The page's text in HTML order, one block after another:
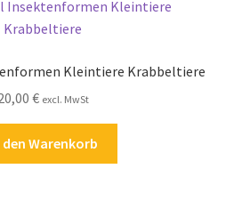
Kleintiere Krabbeltiere
€ excl. MwSt
den Warenkorb